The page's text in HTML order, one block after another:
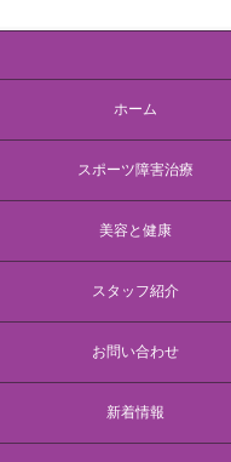
ホーム
スポーツ障害治療
美容と健康
スタッフ紹介
お問い合わせ
新着情報